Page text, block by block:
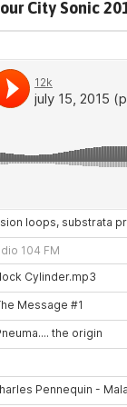
City Sonic